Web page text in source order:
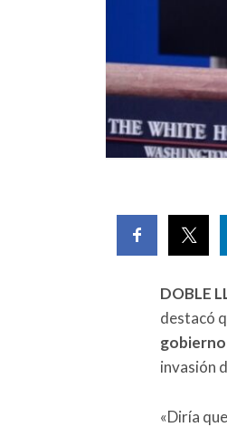
DOBLE
destacó
invasión
«Diría